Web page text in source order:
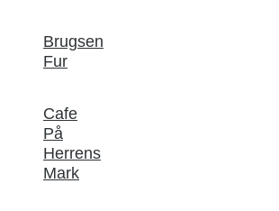
Brugsen
Fur
Cafe
På
Herrens
Mark